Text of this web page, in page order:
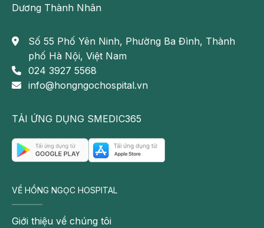
Dương Thành Nhân
Số 55 Phố Yên Ninh, Phường Ba Đình, Thành
phố Hà Nội, Việt Nam
024 3927 5568
info@hongngochospital.vn
TẢI ỨNG DỤNG SMEDIC365
VỀ HỒNG NGỌC HOSPITAL
Giới thiệu về chúng tôi